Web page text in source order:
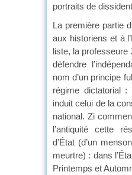
portraits de
La première partie
aux historiens et à
liste, la professeure
défendre
nom d’un principe
régime dictatorial :
induit celui de la
national. Zi
l’antiquité cette
d’État (d’un
meurtre) : dans
Printemps et